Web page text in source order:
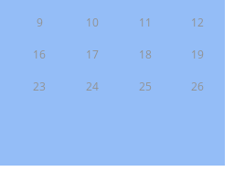
9 10 11 12
16 17 18 19
23 24 25 26